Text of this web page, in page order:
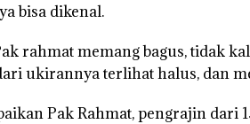
bisa dikenal.
rahmat memang bagus, tidak
ukirannya terlihat halus, dan
Pak Rahmat, pengrajin dari